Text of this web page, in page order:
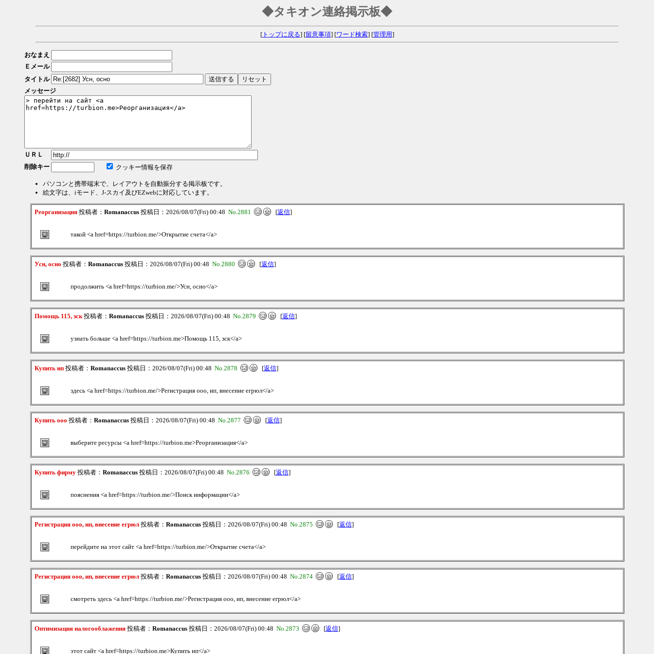
◆タキオン連絡掲示板◆
[トップに戻る] [留意事項] [ワード検索] [管理用]
おなまえ
Ｅメール
タイトル
メッセージ
ＵＲＬ
削除キー
クッキー情報を保存
パソコンと携帯端末で、レイアウトを自動振分する掲示板です。
絵文字は、iモード、J-スカイ及びEZwebに対応しています。
Реорганизация投稿者： Romanaccus投稿日：2026/08/07(Fri) 00:48 No.2881 [返信]
такой <a href=https://turbion.me/>Открытие счета</a>
Усн, осно 投稿者： Romanaccus投稿日：2026/08/07(Fri) 00:48 No.2880 [返信]
продолжить <a href=https://turbion.me/>Усн, осно</a>
Помощь 115, зск投稿者： Romanaccus投稿日：2026/08/07(Fri) 00:48 No.2879 [返信]
узнать больше <a href=https://turbion.me>Помощь 115, зск</a>
Купить ип投稿者： Romanaccus投稿日：2026/08/07(Fri) 00:48 No.2878 [返信]
здесь <a href=https://turbion.me/>Регистрация ооо, ип, внесение егрюл</a>
Купить ооо 投稿者： Romanaccus投稿日：2026/08/07(Fri) 00:48 No.2877 [返信]
выберите ресурсы <a href=https://turbion.me>Реорганизация</a>
Купить фирму投稿者： Romanaccus投稿日：2026/08/07(Fri) 00:48 No.2876 [返信]
пояснения <a href=https://turbion.me/>Поиск информации</a>
Регистрация ооо, ип, внесение егрюл投稿者： Romanaccus投稿日：2026/08/07(Fri) 00:48 No.2875 [返信]
перейдите на этот сайт <a href=https://turbion.me/>Открытие счета</a>
Регистрация ооо, ип, внесение егрюл投稿者： Romanaccus投稿日：2026/08/07(Fri) 00:48 No.2874 [返信]
смотреть здесь <a href=https://turbion.me/>Регистрация ооо, ип, внесение егрюл</a>
Оптимизация налогооблажения投稿者： Romanaccus投稿日：2026/08/07(Fri) 00:48 No.2873 [返信]
этот сайт <a href=https://turbion.me>Купить ип</a>